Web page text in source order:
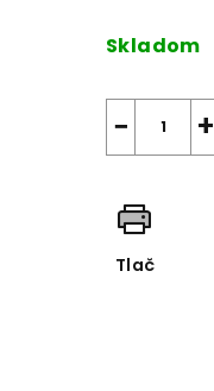
cena:
Skladom
+
−
Tlač